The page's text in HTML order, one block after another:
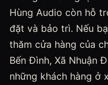
Hùng Audio còn hỗ
đặt và bảo trì. Nếu
thăm cửa hàng của
Bến Đình, Xã Nhuận
những khách hàng ở